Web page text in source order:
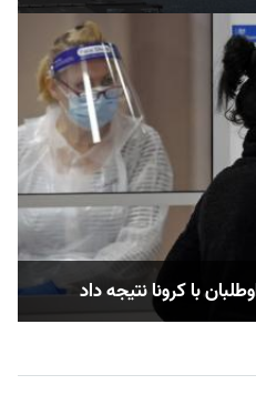
با کرونا نتیجه داد